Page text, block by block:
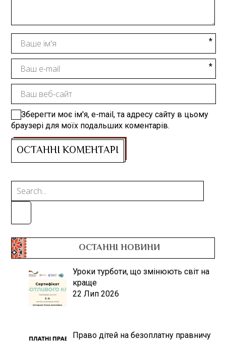
Зберегти моє ім'я, e-mail, та адресу сайту в цьому
браузері для моїх подальших коментарів.
ОСТАННІ НОВИНИ
Уроки турботи, що змінюють світ на
краще
22 Лип 2026
Право дітей на безоплатну правничу